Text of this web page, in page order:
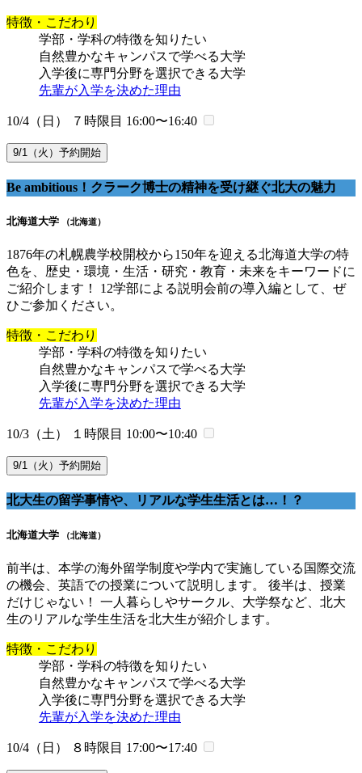
特徴・こだわり
学部・学科の特徴を知りたい
自然豊かなキャンパスで学べる大学
入学後に専門分野を選択できる大学
先輩が入学を決めた理由
10/4（日） ７時限目 16:00〜16:40
9/1（火）予約開始
Be ambitious！クラーク博士の精神を受け継ぐ北大の魅力
北海道大学 （北海道）
1876年の札幌農学校開校から150年を迎える北海道大学の特
色を、歴史・環境・生活・研究・教育・未来をキーワードに
ご紹介します！ 12学部による説明会前の導入編として、ぜ
ひご参加ください。
特徴・こだわり
学部・学科の特徴を知りたい
自然豊かなキャンパスで学べる大学
入学後に専門分野を選択できる大学
先輩が入学を決めた理由
10/3（土） １時限目 10:00〜10:40
9/1（火）予約開始
北大生の留学事情や、リアルな学生生活とは…！？
北海道大学 （北海道）
前半は、本学の海外留学制度や学内で実施している国際交流
の機会、英語での授業について説明します。 後半は、授業
だけじゃない！ 一人暮らしやサークル、大学祭など、北大
生のリアルな学生生活を北大生が紹介します。
特徴・こだわり
学部・学科の特徴を知りたい
自然豊かなキャンパスで学べる大学
入学後に専門分野を選択できる大学
先輩が入学を決めた理由
10/4（日） ８時限目 17:00〜17:40